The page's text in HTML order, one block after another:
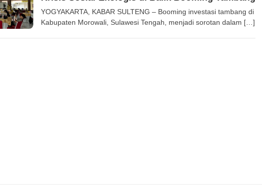
YOGYAKARTA, KABAR SULTENG – Booming investasi tambang di
Kabupaten Morowali, Sulawesi Tengah, menjadi sorotan dalam […]